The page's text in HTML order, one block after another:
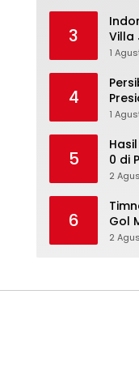
3
Villa
1
4
Tolic
1
5
0 di
Kini
2
6
Gol
2